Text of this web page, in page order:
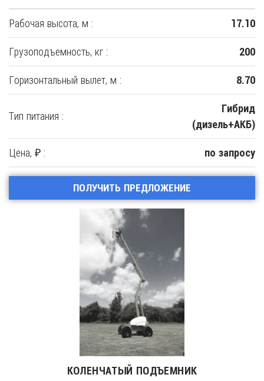
Рабочая высота, м : 17.10
Грузоподъемность, кг : 200
Горизонтальный вылет, м : 8.70
Тип питания :
Гибрид
(дизель+АКБ)
Цена, ₽ : по запросу
ПОЛУЧИТЬ ПРЕДЛОЖЕНИЕ
КОЛЕНЧАТЫЙ ПОДЪЕМНИК